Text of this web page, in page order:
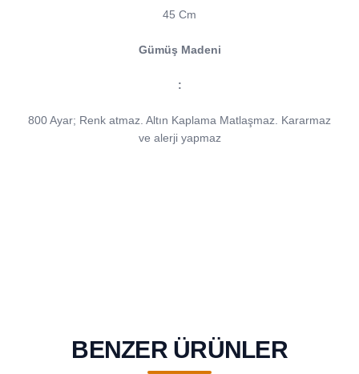
45 Cm
Gümüş Madeni
:
800 Ayar; Renk atmaz. Altın Kaplama Matlaşmaz. Kararmaz
ve alerji yapmaz
BENZER ÜRÜNLER